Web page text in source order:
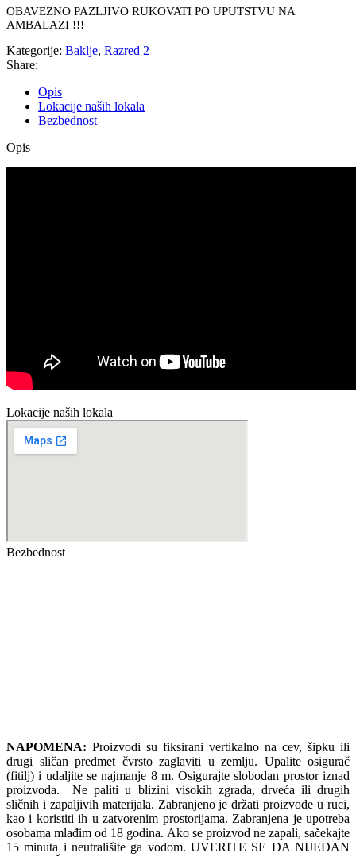
OBAVEZNO PAZLJIVO RUKOVATI PO UPUTSTVU NA
AMBALAZI !!!
Kategorije: Baklje, Razred 2
Share:
Opis
Lokacije naših lokala
Bezbednost
Opis
Lokacije naših lokala
Bezbednost
NAPOMENA: Proizvodi su fiksirani vertikalno na cev, šipku ili
drugi sličan predmet čvrsto zaglaviti u zemlju. Upalite osigurač
(fitilj) i udaljite se najmanje 8 m. Osigurajte slobodan prostor iznad
proizvoda. Ne paliti u blizini visokih zgrada, drveća ili drugih
sličnih i zapaljivih materijala. Zabranjeno je držati proizvode u ruci,
kao i koristiti ih u zatvorenim prostorijama. Zabranjena je upotreba
osobama mlađim od 18 godina. Ako se proizvod ne zapali, sačekajte
15 minuta i neutrališite ga vodom. UVERITE SE DA NIJEDAN